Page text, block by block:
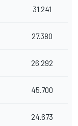
31.241
27.380
26.292
45.700
24.673